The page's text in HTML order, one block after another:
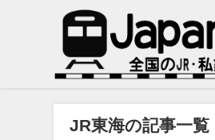
JR東海の記事一覧